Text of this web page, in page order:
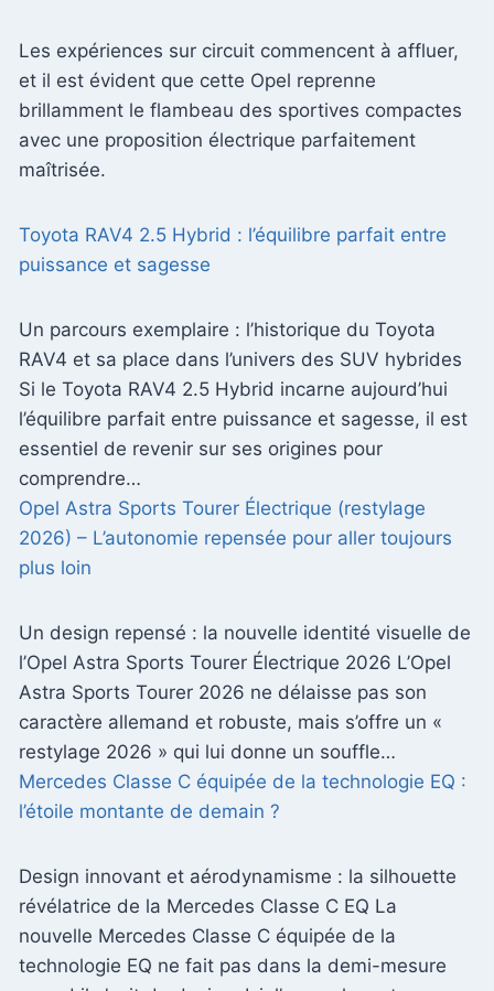
Les expériences sur circuit commencent à affluer,
et il est évident que cette Opel reprenne
brillamment le flambeau des sportives compactes
avec une proposition électrique parfaitement
maîtrisée.
Toyota RAV4 2.5 Hybrid : l’équilibre parfait entre
puissance et sagesse
Un parcours exemplaire : l’historique du Toyota
RAV4 et sa place dans l’univers des SUV hybrides
Si le Toyota RAV4 2.5 Hybrid incarne aujourd’hui
l’équilibre parfait entre puissance et sagesse, il est
essentiel de revenir sur ses origines pour
comprendre…
Opel Astra Sports Tourer Électrique (restylage
2026) – L’autonomie repensée pour aller toujours
plus loin
Un design repensé : la nouvelle identité visuelle de
l’Opel Astra Sports Tourer Électrique 2026 L’Opel
Astra Sports Tourer 2026 ne délaisse pas son
caractère allemand et robuste, mais s’offre un «
restylage 2026 » qui lui donne un souffle…
Mercedes Classe C équipée de la technologie EQ :
l’étoile montante de demain ?
Design innovant et aérodynamisme : la silhouette
révélatrice de la Mercedes Classe C EQ La
nouvelle Mercedes Classe C équipée de la
technologie EQ ne fait pas dans la demi-mesure